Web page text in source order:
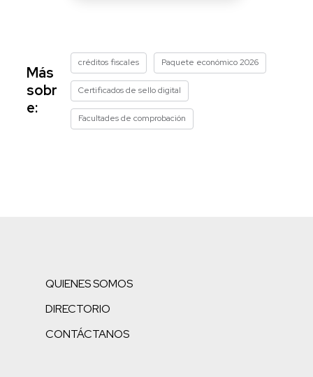
Más
sobr
e:
créditos fiscales Paquete económico 2026
Certificados de sello digital
Facultades de comprobación
QUIENES SOMOS
DIRECTORIO
CONTÁCTANOS